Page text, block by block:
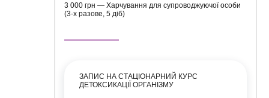
3 000 грн — Харчування для супроводжуючої особи
(3-х разове, 5 діб)
ЗАПИС НА СТАЦІОНАРНИЙ КУРС
ДЕТОКСИКАЦІЇ ОРГАНІЗМУ